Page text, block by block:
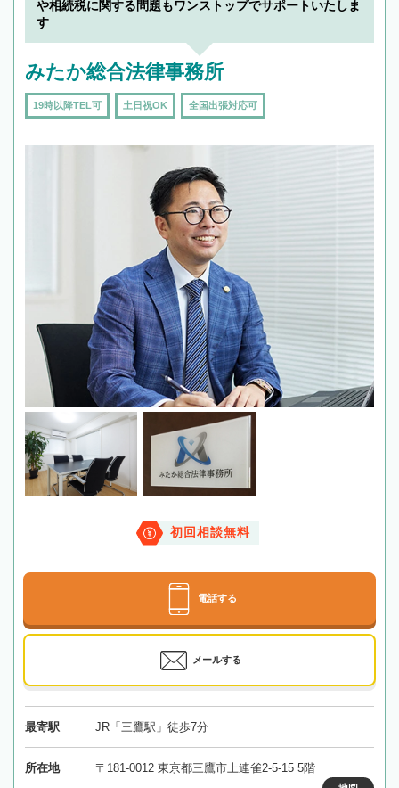
や相続税に関する問題もワンストップでサポートいたしま
す
みたか総合法律事務所
19時以降TEL可 土日祝OK 全国出張対応可
初回相談無料
電話する
メールする
最寄駅 JR「三鷹駅」徒歩7分
所在地 〒181-0012 東京都三鷹市上連雀2-5-15 5階